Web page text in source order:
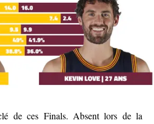
de ces Finals. Absent lors de la